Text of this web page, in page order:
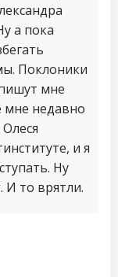
а пока
Поклоники
мне
мне недавно
и я
Ну
И то врятли.